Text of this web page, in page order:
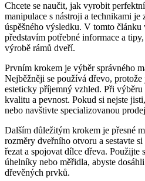
Chcete se naučit, jak vyrobit
manipulace s nástroji a technikami je
úspěšného výsledku. V tomto článku
představím potřebné informace a
výrobě rámů dveří.
Prvním krokem je výběr správného
Nejběžněji se používá dřevo, protože
esteticky příjemný vzhled. Při výběru
kvalitu a pevnost. Pokud si nejste
nebo navštivte specializovanou
Dalším důležitým krokem je přesné
rozměry dveřního otvoru a sestavte
řezat a spojovat dílce dřeva. Použijte
úhelníky nebo měřidla, abyste
dřevěných prvků.